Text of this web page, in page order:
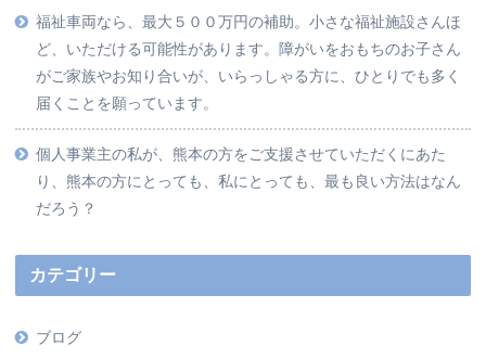
福祉車両なら、最大５００万円の補助。小さな福祉施設さんほ
ど、いただける可能性があります。障がいをおもちのお子さん
がご家族やお知り合いが、いらっしゃる方に、ひとりでも多く
届くことを願っています。
個人事業主の私が、熊本の方をご支援させていただくにあた
り、熊本の方にとっても、私にとっても、最も良い方法はなん
だろう？
カテゴリー
ブログ